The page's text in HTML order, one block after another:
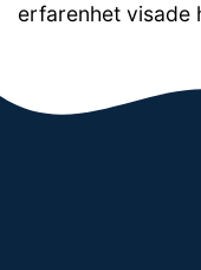
erfarenhet visade